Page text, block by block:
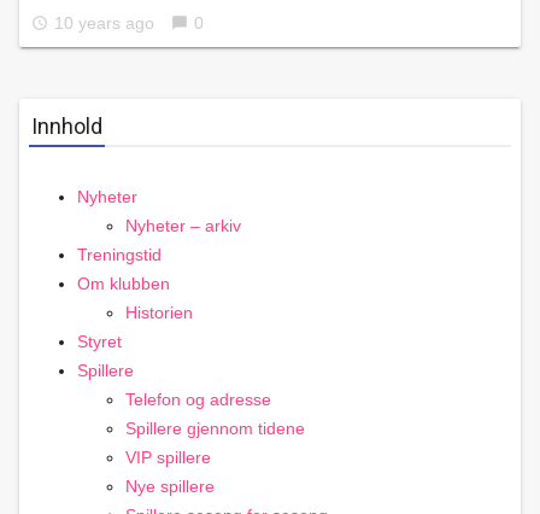
access_time 10 years ago chat_bubble 0
Innhold
Nyheter
Nyheter – arkiv
Treningstid
Om klubben
Historien
Styret
Spillere
Telefon og adresse
Spillere gjennom tidene
VIP spillere
Nye spillere